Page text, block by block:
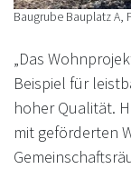
Baugrube Bauplatz A,
„Das
Beispiel für
hoher Qualität.
mit geförderten